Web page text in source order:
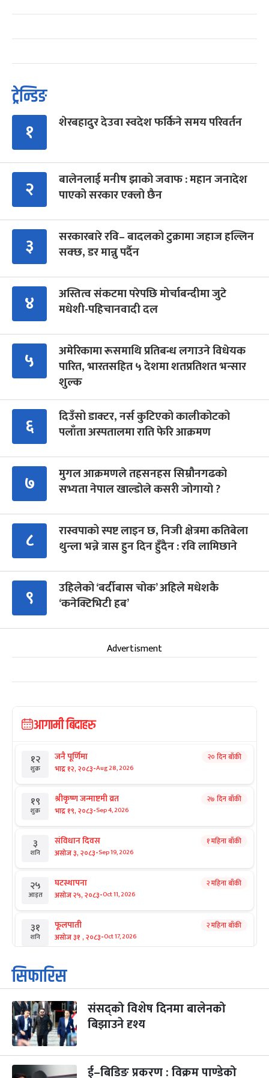
ट्रेन्डिङ
१ शेरबहादुर देउवा स्वदेश फर्किने समय परिवर्तन
२
बालेनलाई मनीष झाको जवाफ : महान जनादेश
पाएको सरकार एक्लो छैन
३
सरकारबारे रवि– बादलको टुक्रामा जहाज हल्लिन
सक्छ, डर मान्नु पर्दैन
४
अस्तित्व संकटमा परेपछि मोर्चाबन्दीमा जुटे
मधेशी-पहिचानवादी दल
५
अमेरिकामा रूसमाथि प्रतिबन्ध लगाउने विधेयक
पारित, भारतसहित ५ देशमा शतप्रतिशत भन्सार
शुल्क
६
दिउँसो डाक्टर, नर्स कुटिएको कालीकोटको
पलाँता अस्पतालमा राति फेरि आक्रमण
७
मुगल आक्रमणले तहसनहस सिम्रौनगढको
सभ्यता नेपाल खाल्डोले कसरी जोगायो ?
८
रास्वपाको स्पष्ट लाइन छ, निजी क्षेत्रमा कतिबेला
थुन्ला भन्ने त्रास हुन दिन हुँदैन : रवि लामिछाने
९
उहिलेको ‘बर्दीबास चोक’ अहिले मधेशकै
‘कनेक्टिभिटी हब’
Advertisment
आगामी बिदाहरु
१२
शुक्र
जनै पूर्णिमा
भाद्र १२, २०८३-Aug 28, 2026
२० दिन बाँकी
१९
शुक्र
श्रीकृष्ण जन्माष्टमी व्रत
भाद्र १९, २०८३-Sep 4, 2026
२७ दिन बाँकी
३
शनि
संविधान दिवस
असोज ३, २०८३-Sep 19, 2026
१ महिना बाँकी
२५
आइत
घटस्थापना
असोज २५, २०८३-Oct 11, 2026
२ महिना बाँकी
३१
शनि
फूलपाती
असोज ३१ , २०८३-Oct 17, 2026
२ महिना बाँकी
१
आइत
कार्तिक सङ्क्रान्ति
कार्तिक १, २०८३
३
मंगल
महानवमी
कार्तिक ३, २०८३-Oct 20, 2026
२ महिना बाँकी
४
बुध कार्तिक ४, २०८३ -Oct 21, 2026
सिफारिस
संसद्को विशेष दिनमा बालेनको
बिझाउने दृश्य
ई–बिडिङ प्रकरण : विक्रम पाण्डेको